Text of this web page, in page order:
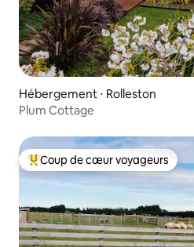
Hébergement ⋅ Rolleston
Plum Cottage
Coups de cœur voyageurs les
Coup de cœur voyageurs